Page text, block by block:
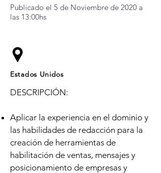
Publicado el 5 de Noviembre de 2020 a
las 13:00hs
Estados Unidos
DESCRIPCIÓN:
Aplicar la experiencia en el dominio y
las habilidades de redacción para la
creación de herramientas de
habilitación de ventas, mensajes y
posicionamiento de empresas y